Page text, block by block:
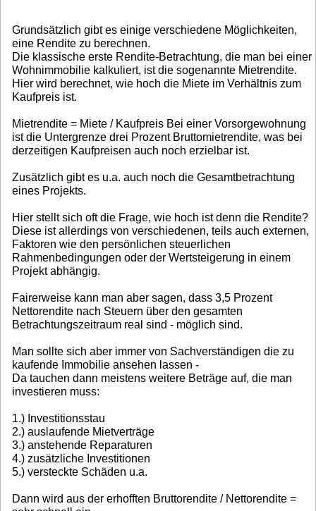
Grundsätzlich gibt es einige verschiedene Möglichkeiten,
eine Rendite zu berechnen.
Die klassische erste Rendite-Betrachtung, die man bei einer
Wohnimmobilie kalkuliert, ist die sogenannte Mietrendite.
Hier wird berechnet, wie hoch die Miete im Verhältnis zum
Kaufpreis ist.
Mietrendite = Miete / Kaufpreis Bei einer Vorsorgewohnung
ist die Untergrenze drei Prozent Bruttomietrendite, was bei
derzeitigen Kaufpreisen auch noch erzielbar ist.
Zusätzlich gibt es u.a. auch noch die Gesamtbetrachtung
eines Projekts.
Hier stellt sich oft die Frage, wie hoch ist denn die Rendite?
Diese ist allerdings von verschiedenen, teils auch externen,
Faktoren wie den persönlichen steuerlichen
Rahmenbedingungen oder der Wertsteigerung in einem
Projekt abhängig.
Fairerweise kann man aber sagen, dass 3,5 Prozent
Nettorendite nach Steuern über den gesamten
Betrachtungszeitraum real sind - möglich sind.
Man sollte sich aber immer von Sachverständigen die zu
kaufende Immobilie ansehen lassen -
Da tauchen dann meistens weitere Beträge auf, die man
investieren muss:
1.) Investitionsstau
2.) auslaufende Mietverträge
3.) anstehende Reparaturen
4.) zusätzliche Investitionen
5.) versteckte Schäden u.a.
Dann wird aus der erhofften Bruttorendite / Nettorendite =